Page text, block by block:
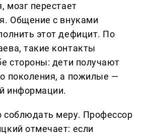
мозг перестает
Общение с внуками
этот дефицит. По
такие контакты
стороны: дети получают
поколения, а пожилые —
информации.
соблюдать меру. Профессор
отмечает: если